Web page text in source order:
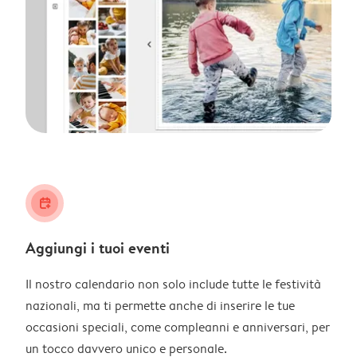
calendar_plus
Aggiungi i tuoi eventi
Il nostro calendario non solo include tutte le festività
nazionali, ma ti permette anche di inserire le tue
occasioni speciali, come compleanni e anniversari, per
un tocco davvero unico e personale.